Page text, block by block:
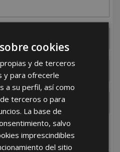
la empresa?
Otros
cookies
y de terceros
y para ofrecerle
a su perfil, así como
terceros o para
La base de
salvo
imprescindibles
del sitio